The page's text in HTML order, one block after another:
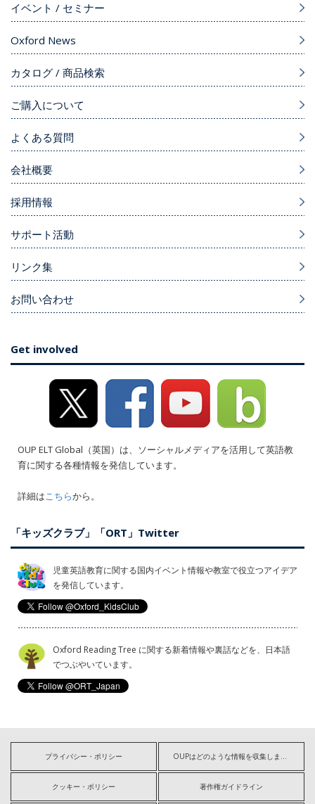
イベント / セミナー
Oxford News
カタログ / 商品検索
ご購入について
よくある質問
会社概要
採用情報
サポート活動
リンク集
お問い合わせ
Get involved
OUP ELT Global（英国）は、ソーシャルメディアを活用して英語教
育に関する各種情報を発信しています。
詳細はこちらから。
「キッズクラブ」「ORT」Twitter
児童英語教育に関する国内イベント情報や教室で役立つアイデア
を発信しています。
Oxford Reading Tree に関する新着情報や裏話などを、日本語
でつぶやいています。
プライバシー・ポリシー OUPはどのような情報を収集しますか?
クッキー・ポリシー 著作権ガイドライン